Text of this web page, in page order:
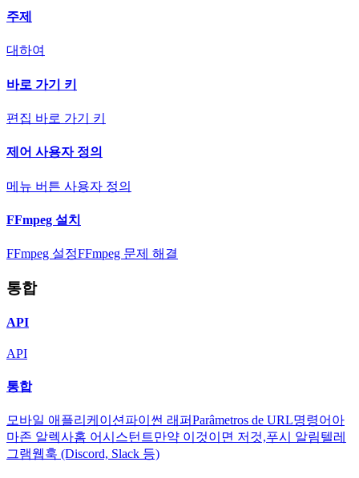
주제
대하여
바로 가기 키
편집 바로 가기 키
제어 사용자 정의
메뉴 버튼 사용자 정의
FFmpeg 설치
FFmpeg 설정FFmpeg 문제 해결
통합
API
API
통합
모바일 애플리케이션 파이썬 래퍼Parâmetros de URL명령어 아
마존 알렉사홈 어시스턴트만약 이것이면 저것,푸시 알림텔레
그램웹훅 (Discord, Slack 등)